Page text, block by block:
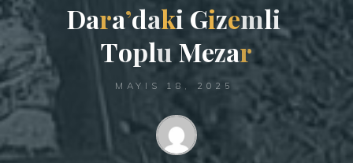
Dara’daki Gizemli
Toplu Mezar
MAYIS 18, 2025